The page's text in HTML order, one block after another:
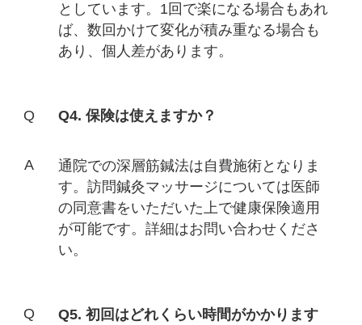
としています。1回で楽になる場合もあれ
ば、数回かけて変化が積み重なる場合も
あり、個人差があります。
Q4. 保険は使えますか？
通院での深層筋鍼法は自費施術となりま
す。訪問鍼灸マッサージについては医師
の同意書をいただいた上で健康保険適用
が可能です。詳細はお問い合わせくださ
い。
Q5. 初回はどれくらい時間がかかります